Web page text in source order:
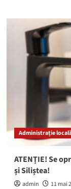
ATENȚIE!
Se
oprește
apa
în
zonele
Industrială
Midia
Năvodari,
Rafinare
și
Corbu
de
Administrație
ATENȚIE! Se
și Siliștea!
admin
11 mai